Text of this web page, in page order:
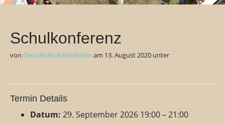
Schulkonferenz
von Grundschule Höchsten am 13. August 2020 unter
Termin Details
Datum: 29. September 2026 19:00–21:00